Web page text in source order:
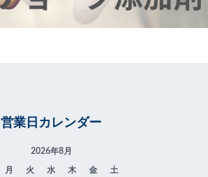
営業日カレンダー
2026年8月
月 火 水 木 金 土